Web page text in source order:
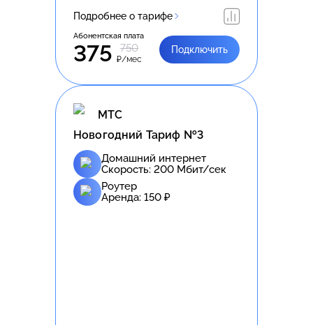
Подробнее о тарифе
Абонентская плата
375 750
₽/мес
Подключить
МТС
Новогодний Тариф №3
Домашний интернет
Скорость: 200 Мбит/сек
Роутер
Аренда: 150 ₽